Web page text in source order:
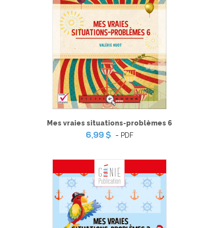
Mes vraies situations-problèmes 6
6,99 $
- PDF